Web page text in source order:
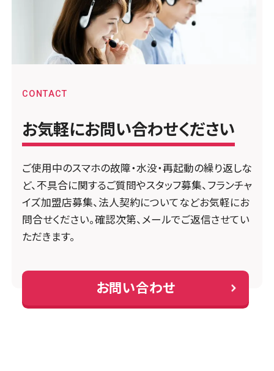
CONTACT
お気軽にお問い合わせください
ご使用中のスマホの故障・水没・再起動の繰り返しな
ど、不具合に関するご質問やスタッフ募集、フランチャ
イズ加盟店募集、法人契約についてなどお気軽にお
問合せください。確認次第、メールでご返信させてい
ただきます。
お問い合わせ